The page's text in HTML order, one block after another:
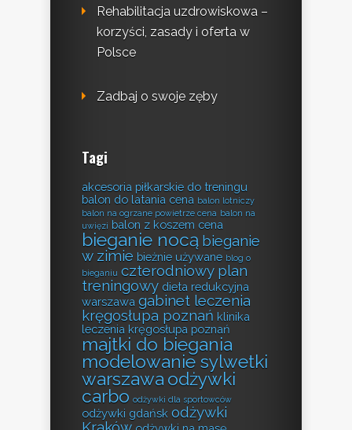
Rehabilitacja uzdrowiskowa –
korzyści, zasady i oferta w
Polsce
Zadbaj o swoje zęby
Tagi
akcesoria piłkarskie do treningu
balon do latania cena balon lotniczy
balon na ogrzane powietrze cena balon na
uwięzi balon z koszem cena
bieganie nocą bieganie
w zimie bieżnie używane blog o
bieganiu czterodniowy plan
treningowy dieta redukcyjna
warszawa gabinet leczenia
kręgosłupa poznań klinika
leczenia kręgosłupa poznań
majtki do biegania
modelowanie sylwetki
warszawa odżywki
carbo odżywki dla sportowców
odżywki gdańsk odżywki